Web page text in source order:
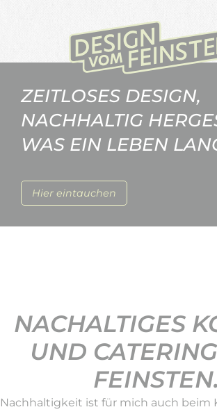
Hier eintauchen
ZEITLOSES DESIGN,
NACHHALTIG
WAS EIN LEBEN
NACHALTIGES
UND
FEINSTEN.
Nachhaltigkeit ist für mich auch beim